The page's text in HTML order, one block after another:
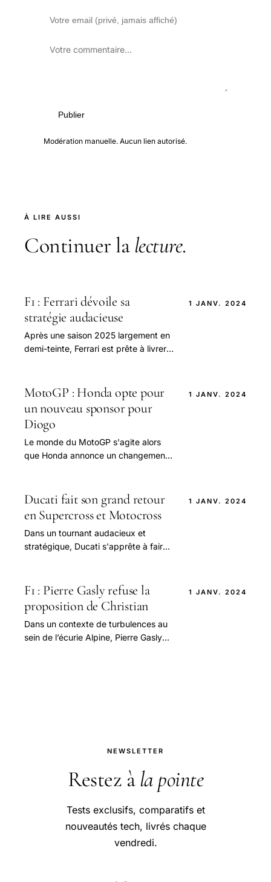
Publier
Modération manuelle. Aucun lien autorisé.
À LIRE AUSSI
Continuer la lecture.
F1 : Ferrari dévoile sa
stratégie audacieuse
Après une saison 2025 largement en
demi-teinte, Ferrari est prête à livrer
1 JANV. 2024
MotoGP : Honda opte pour
un nouveau sponsor pour
Diogo
Le monde du MotoGP s'agite alors
que Honda annonce un changement
1 JANV. 2024
Ducati fait son grand retour
en Supercross et Motocross
Dans un tournant audacieux et
stratégique, Ducati s'apprête à faire
Motocross.
1 JANV. 2024
F1 : Pierre Gasly refuse la
proposition de Christian
Dans un contexte de turbulences au
sein de l’écurie Alpine, Pierre Gasly
1 JANV. 2024
NEWSLETTER
Restez à la pointe
Tests exclusifs, comparatifs et
nouveautés tech, livrés chaque
vendredi.